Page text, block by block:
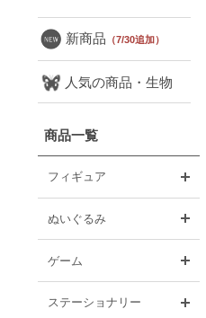
新商品 （7/30追加）
人気の商品・生物
商品一覧
フィギュア
ぬいぐるみ
ゲーム
ステーショナリー